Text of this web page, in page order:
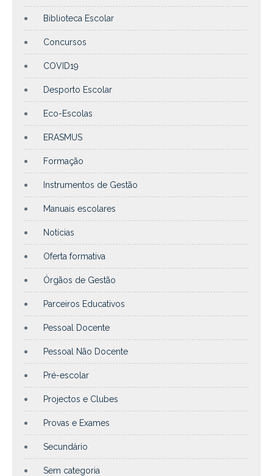
Biblioteca Escolar
Concursos
COVID19
Desporto Escolar
Eco-Escolas
ERASMUS
Formação
Instrumentos de Gestão
Manuais escolares
Notícias
Oferta formativa
Órgãos de Gestão
Parceiros Educativos
Pessoal Docente
Pessoal Não Docente
Pré-escolar
Projectos e Clubes
Provas e Exames
Secundário
Sem categoria